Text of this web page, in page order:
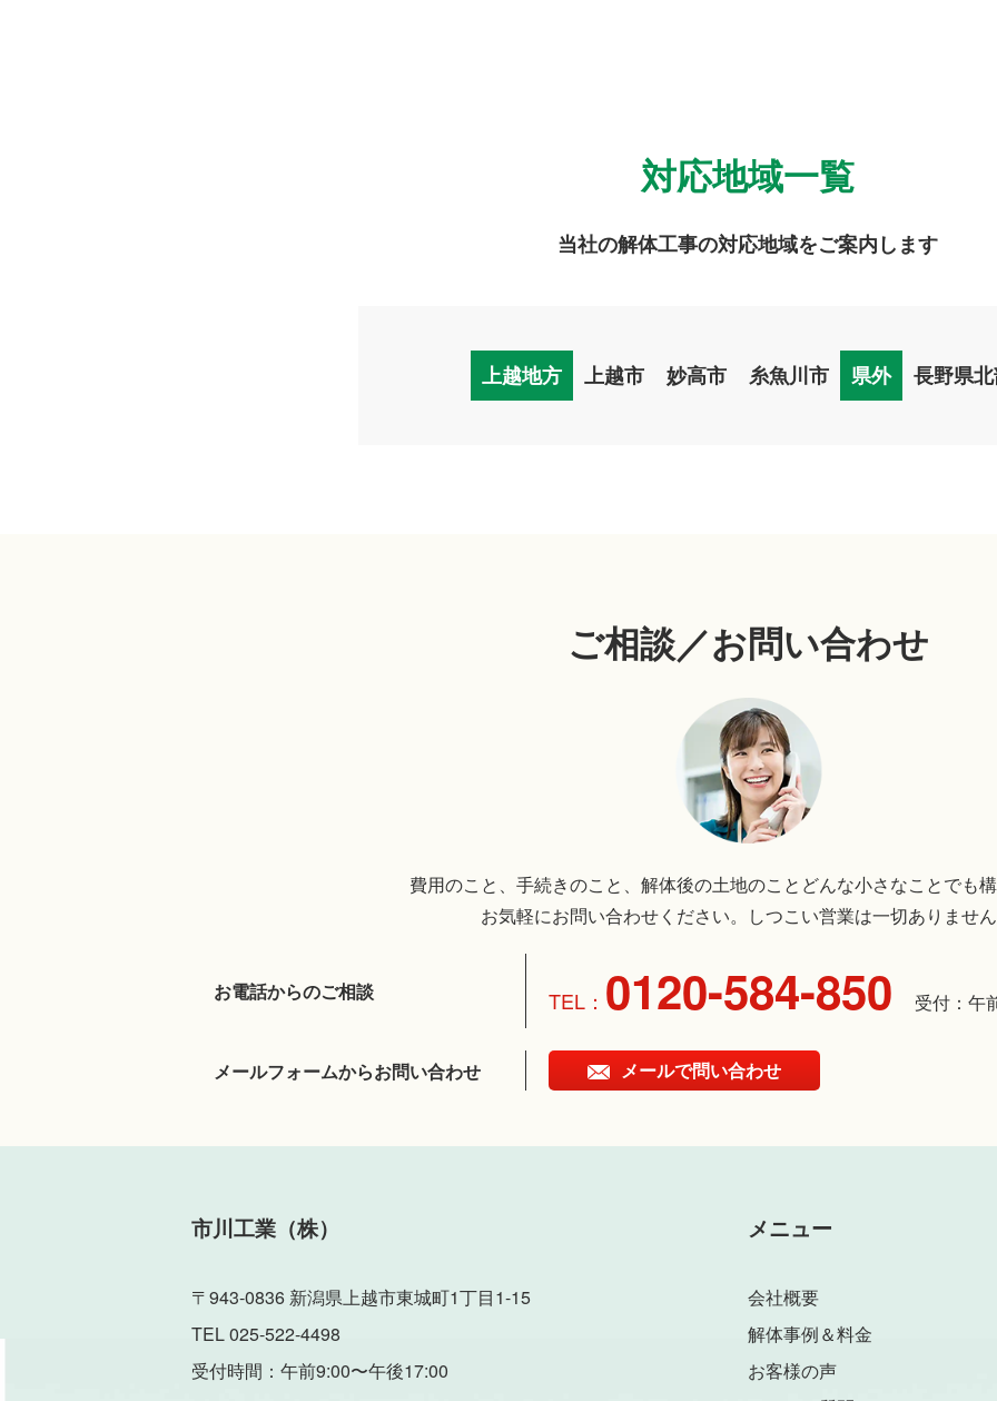
対応地域一覧
当社の解体工事の対応地域をご案内します
上越地方 上越市 妙高市 糸魚川市 県外 長野県
ご相談／お問い合わせ
費用のこと、手続きのこと、解体後の土地のことどんな小さなことでも構
お気軽にお問い合わせください。しつこい営業は一切ありません
お電話からのご相談 0120-584-850 受付：午
メールフォームからお問い合わせ メールで問い合わせ
市川工業（株）
〒943-0836 新潟県上越市東城町1丁目1-15
TEL 025-522-4498
受付時間：午前9:00〜午後17:00
メニュー
会社概要
解体事例＆料金
お客様の声